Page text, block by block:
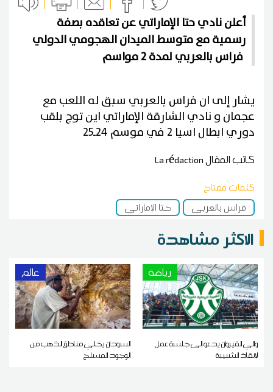
أعلن نادي حتا الإماراتي عن تعاقده بصفة
رسمية مع متوسط الميدان الهجومي الدولي
يشار إلى ان فراس بالعربي سبق له اللعب مع
عجمان و نادي الشارقة الإماراتي اين توج بلقب
دوري ابطال اسيا 2 في موسم 24ـ25
كاتب المقالLa rédaction
كلمات مفتاح
فراس بالعربي
حتا الإماراتي
الاكثر مشاهدة
رياضة
والي القيروان يدعو إلى جلسة عمل
لإنقاذ الشبيبة
عالم
السودان يخلي مناطق الذهب من
الوجود المسلح